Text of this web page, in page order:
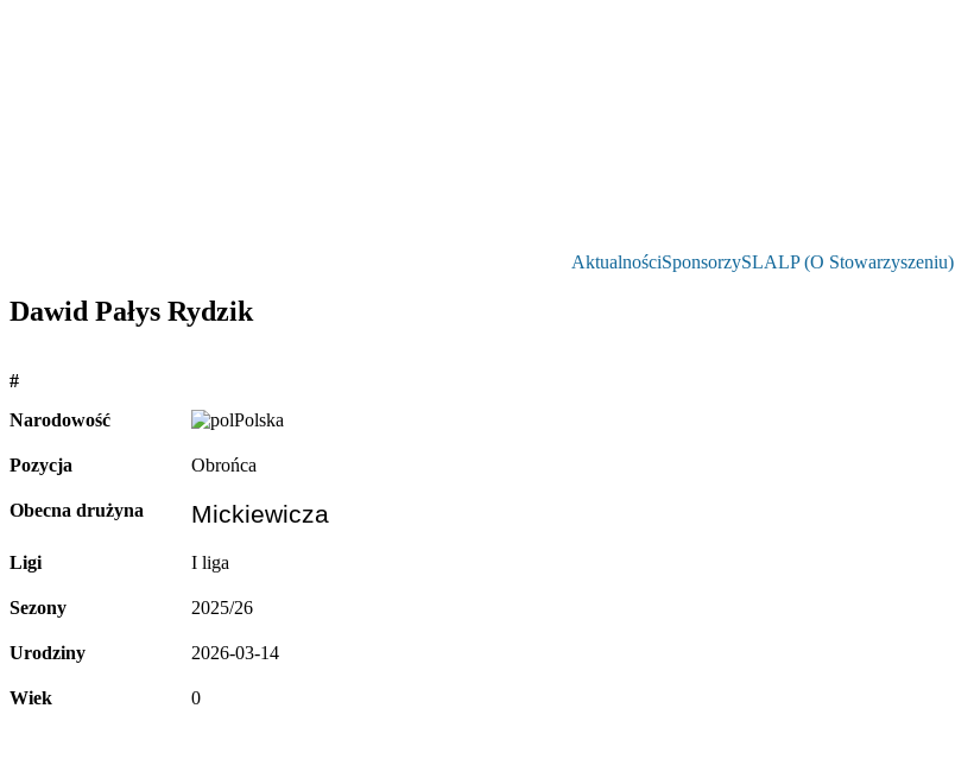
AktualnościSponsorzySLALP (O Stowarzyszeniu)
Dawid Pałys Rydzik
#
Narodowość
Polska
Pozycja Obrońca
Obecna drużyna Mickiewicza
Ligi I liga
Sezony 2025/26
Urodziny 2026-03-14
Wiek 0